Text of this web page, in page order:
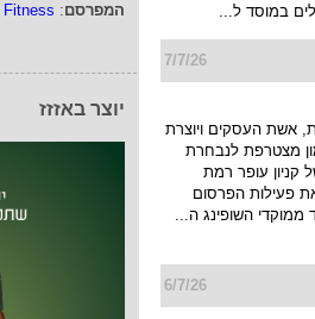
המפרסם:
Fitness
יוצר באזזז
במוסד ל...
7/7/26
אשת העסקים ויוצרת
מצטרפת לנבחרת
קניון עופר רמת
פעילות הפרסום
ממוקדי השופינג ה...
6/7/26